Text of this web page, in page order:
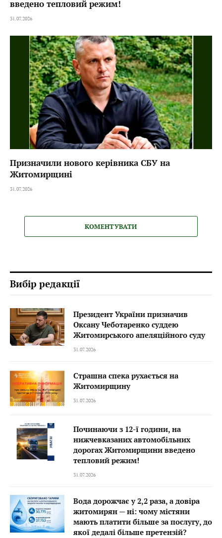
введено тепловий режим!
31.07.2026
Призначили нового керівника СБУ на
Житомирщині
31.07.2026
КОМЕНТУВАТИ
Вибір редакції
Президент України призначив
Оксану Чеботаренко суддею
Житомирського апеляційного суду
31.07.2026
Страшна спека рухається на
Житомирщину
31.07.2026
Починаючи з 12-ї години, на
нижчевказаних автомобільних
дорогах Житомирщини введено
тепловий режим!
31.07.2026
Вода дорожчає у 2,2 раза, а довіра
житомирян — ні: чому містяни
мають платити більше за послугу, до
якої дедалі більше претензій?